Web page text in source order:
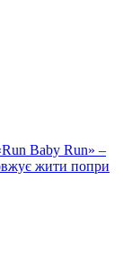
Baby Run» –
жити попри